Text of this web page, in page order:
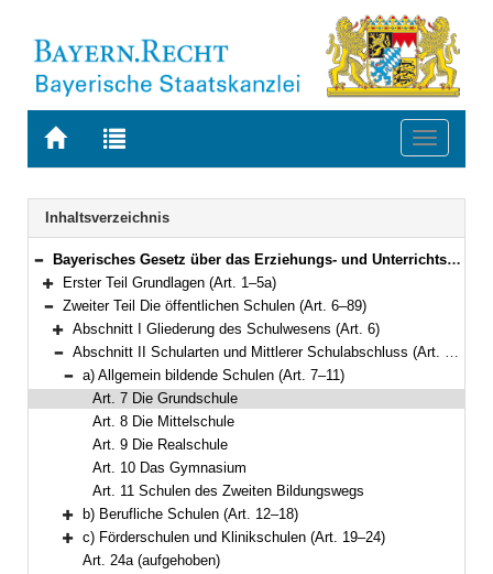
Zur
BAYERN.RECHT
Zur
letzten
Suche
Toggle
Navigation
Inhaltsverzeichnis
Bereich reduzieren
Bayerisches Gesetz über das Erziehungs- und Unterrichtswesen (BayEUG) in der Fassung der Bekanntmachung vom 31. Mai 2000 (GVBl. S. 414, 632) BayRS 2230-1-1-K (Art. 1–125)
Bereich erweitern
Erster Teil Grundlagen (Art. 1–5a)
Bereich reduzieren
Zweiter Teil Die öffentlichen Schulen (Art. 6–89)
Bereich erweitern
Abschnitt I Gliederung des Schulwesens (Art. 6)
Bereich reduzieren
Abschnitt II Schularten und Mittlerer Schulabschluss (Art. 7–25)
Bereich reduzieren
a) Allgemein bildende Schulen (Art. 7–11)
Art. 7 Die Grundschule
Art. 8 Die Mittelschule
Art. 9 Die Realschule
Art. 10 Das Gymnasium
Art. 11 Schulen des Zweiten Bildungswegs
Bereich erweitern
b) Berufliche Schulen (Art. 12–18)
Bereich erweitern
c) Förderschulen und Klinikschulen (Art. 19–24)
Art. 24a (aufgehoben)